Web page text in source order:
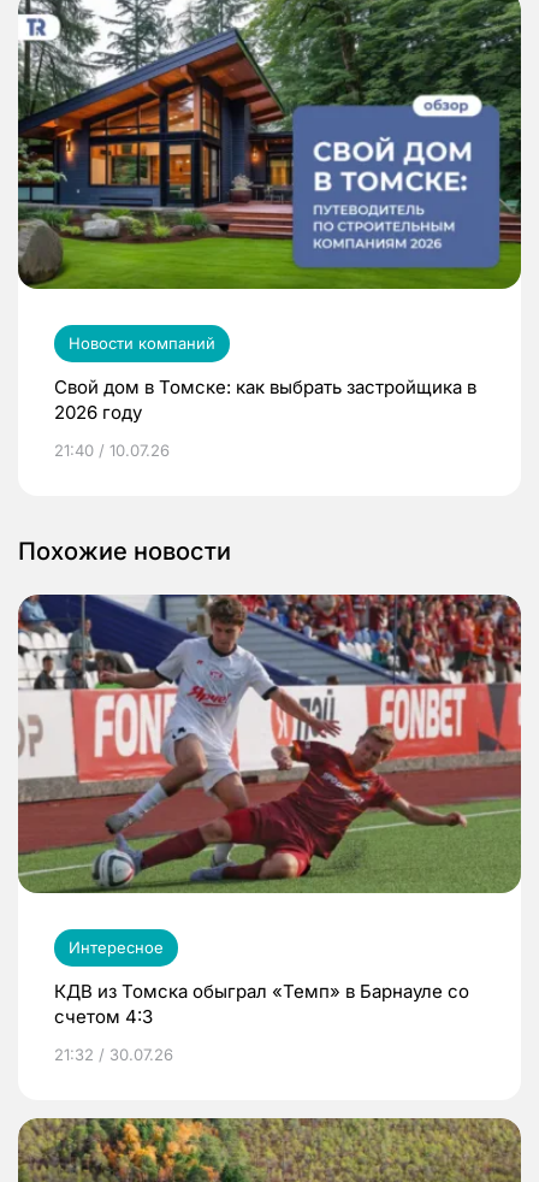
Новости компаний
Свой дом в Томске: как выбрать застройщика в
2026 году
21:40 / 10.07.26
Похожие новости
Интересное
КДВ из Томска обыграл «Темп» в Барнауле со
счетом 4:3
21:32 / 30.07.26